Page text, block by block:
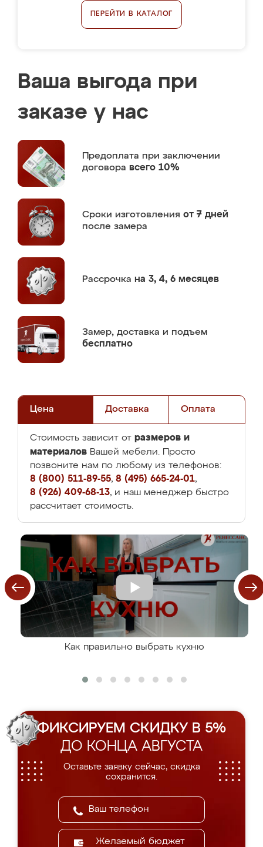
ПЕРЕЙТИ В КАТАЛОГ
Ваша выгода при
заказе у нас
Предоплата при заключении
договора всего 10%
Сроки изготовления от 7 дней
после замера
Рассрочка на 3, 4, 6 месяцев
Замер, доставка и подъем
бесплатно
Цена Доставка Оплата
Стоимость зависит от размеров и
материалов Вашей мебели. Просто
позвоните нам по любому из телефонов:
8 (800) 511-89-55, 8 (495) 665-24-01,
8 (926) 409-68-13, и наш менеджер быстро
рассчитает стоимость.
Как правильно выбрать кухню
ФИКСИРУЕМ СКИДКУ В 5%
ДО КОНЦА АВГУСТА
Оставьте заявку сейчас, скидка
сохранится.
Желаемый бюджет